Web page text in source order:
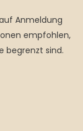
Anmeldung
empfohlen,
begrenzt sind.